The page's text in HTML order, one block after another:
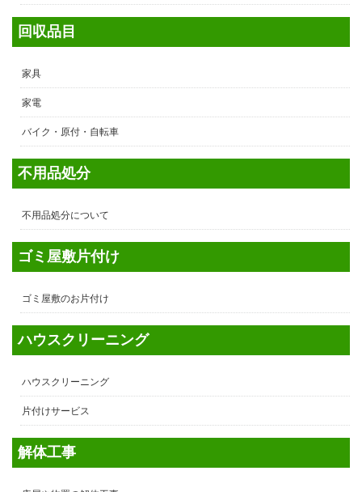
回収品目
家具
家電
バイク・原付・自転車
不用品処分
不用品処分について
ゴミ屋敷片付け
ゴミ屋敷のお片付け
ハウスクリーニング
ハウスクリーニング
片付けサービス
解体工事